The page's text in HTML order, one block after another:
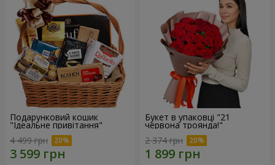
Подарунковий кошик
"Ідеальне привітання"
4 499 грн
Букет в упаковці "21
червона троянда!"
2 374 грн